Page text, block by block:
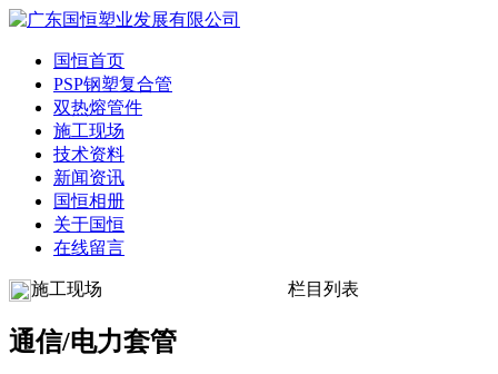
国恒首页
PSP钢塑复合管
双热熔管件
施工现场
技术资料
新闻资讯
国恒相册
关于国恒
在线留言
施工现场 栏目列表
通信/电力套管